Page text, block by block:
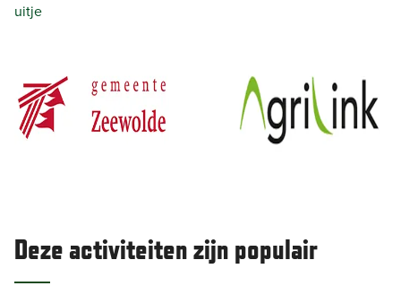
uitje
Deze activiteiten zijn populair